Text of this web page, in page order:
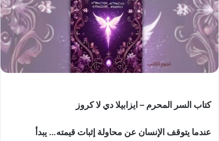
كتاب السر المحرم – ايزابيلا دي لا كروز
عندما يتوقف الإنسان عن محاولة إثبات قيمته… يبدأ